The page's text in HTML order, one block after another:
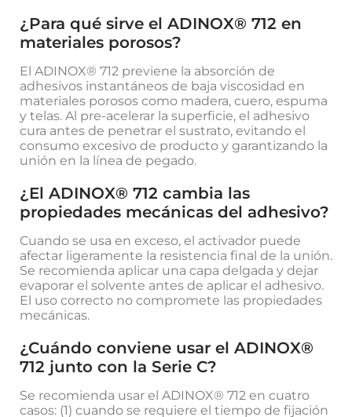
¿Para qué sirve el ADINOX® 712 en
materiales porosos?
El ADINOX® 712 previene la absorción de
adhesivos instantáneos de baja viscosidad en
materiales porosos como madera, cuero, espuma
y telas. Al pre-acelerar la superficie, el adhesivo
cura antes de penetrar el sustrato, evitando el
consumo excesivo de producto y garantizando la
unión en la línea de pegado.
¿El ADINOX® 712 cambia las
propiedades mecánicas del adhesivo?
Cuando se usa en exceso, el activador puede
afectar ligeramente la resistencia final de la unión.
Se recomienda aplicar una capa delgada y dejar
evaporar el solvente antes de aplicar el adhesivo.
El uso correcto no compromete las propiedades
mecánicas.
¿Cuándo conviene usar el ADINOX®
712 junto con la Serie C?
Se recomienda usar el ADINOX® 712 en cuatro
casos: (1) cuando se requiere el tiempo de fijación